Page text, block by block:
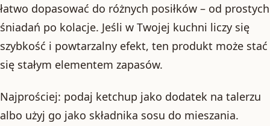
łatwo dopasować do różnych posiłków – od prostych
śniadań po kolacje. Jeśli w Twojej kuchni liczy się
szybkość i powtarzalny efekt, ten produkt może stać
się stałym elementem zapasów.
Najprościej: podaj ketchup jako dodatek na talerzu
albo użyj go jako składnika sosu do mieszania.